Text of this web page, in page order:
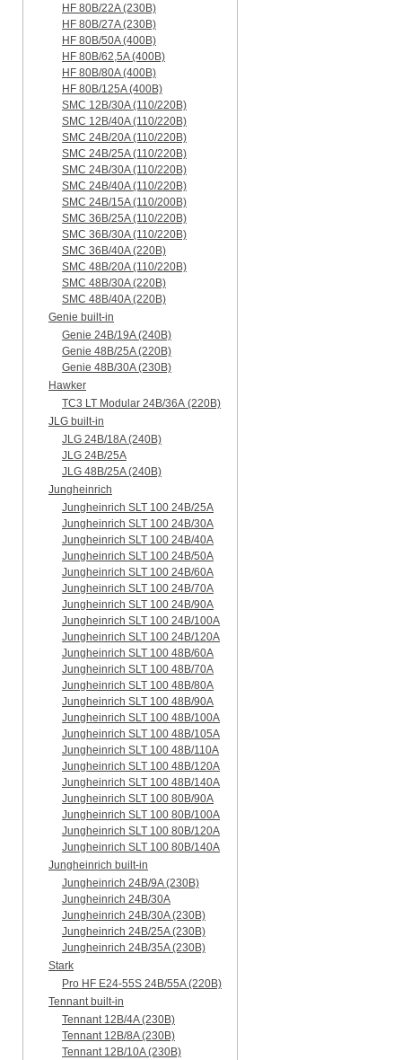
HF 80B/22A (230B)
HF 80B/27A (230B)
HF 80B/50A (400B)
HF 80B/62,5A (400B)
HF 80B/80A (400B)
HF 80B/125A (400B)
SMC 12B/30A (110/220B)
SMC 12B/40A (110/220B)
SMC 24B/20A (110/220B)
SMC 24B/25A (110/220B)
SMC 24B/30A (110/220B)
SMC 24B/40A (110/220B)
SMC 24B/15A (110/200B)
SMC 36B/25A (110/220B)
SMC 36B/30A (110/220B)
SMC 36B/40A (220B)
SMC 48B/20A (110/220B)
SMC 48B/30A (220B)
SMC 48B/40A (220B)
Genie built-in
Genie 24B/19A (240B)
Genie 48B/25A (220B)
Genie 48B/30A (230B)
Hawker
TC3 LT Modular 24В/36А (220B)
JLG built-in
JLG 24B/18A (240B)
JLG 24B/25A
JLG 48B/25A (240B)
Jungheinrich
Jungheinrich SLT 100 24B/25A
Jungheinrich SLT 100 24B/30A
Jungheinrich SLT 100 24B/40A
Jungheinrich SLT 100 24B/50A
Jungheinrich SLT 100 24B/60A
Jungheinrich SLT 100 24B/70A
Jungheinrich SLT 100 24B/90A
Jungheinrich SLT 100 24B/100A
Jungheinrich SLT 100 24B/120A
Jungheinrich SLT 100 48B/60A
Jungheinrich SLT 100 48B/70A
Jungheinrich SLT 100 48B/80A
Jungheinrich SLT 100 48B/90A
Jungheinrich SLT 100 48B/100A
Jungheinrich SLT 100 48B/105A
Jungheinrich SLT 100 48B/110A
Jungheinrich SLT 100 48B/120A
Jungheinrich SLT 100 48B/140A
Jungheinrich SLT 100 80B/90A
Jungheinrich SLT 100 80B/100A
Jungheinrich SLT 100 80B/120A
Jungheinrich SLT 100 80B/140A
Jungheinrich built-in
Jungheinrich 24B/9A (230B)
Jungheinrich 24B/30A
Jungheinrich 24B/30A (230B)
Jungheinrich 24B/25A (230B)
Jungheinrich 24B/35A (230B)
Stark
Pro HF E24-55S 24B/55A (220B)
Tennant built-in
Tennant 12B/4A (230B)
Tennant 12B/8A (230B)
Tennant 12B/10A (230B)